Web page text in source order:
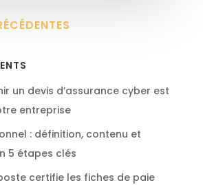
un devis d’assurance cyber est
entreprise
: définition, contenu et
5 étapes clés
certifie les fiches de paie